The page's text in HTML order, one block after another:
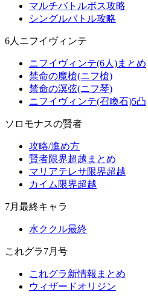
マルチバトルボス攻略
シングルバトル攻略
6人ニフイヴィンテ
ニフイヴィンテ(6人)まとめ
禁命の魔槍(ニフ槍)
禁命の溟弦(ニフ琴)
ニフイヴィンテ(召喚石)5凸
ソロモナスの賢者
攻略/進め方
賢者限界超越まとめ
マリアテレサ限界超越
カイム限界超越
7月最終キャラ
水ククル最終
これグラ7月号
これグラ新情報まとめ
ウィザードオリジン